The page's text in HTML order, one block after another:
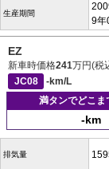
生産期間
9年
EZ
新車時価格241万円(税
JC08
-km/L
満タンでどこま
-km
排気量